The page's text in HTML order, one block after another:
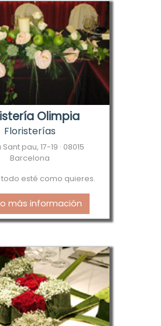
Olimpia
Floristerías
pau, 17-19 · 08015
Barcelona
todo esté como quieres.
más información